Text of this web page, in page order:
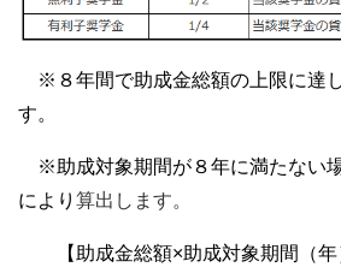
※８年間で助成金総額の上限に達
す。
※助成対象期間が８年に満たない
により 算出します。
【 助成金総額×助成対象期間（年